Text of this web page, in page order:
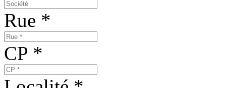
Rue *
CP *